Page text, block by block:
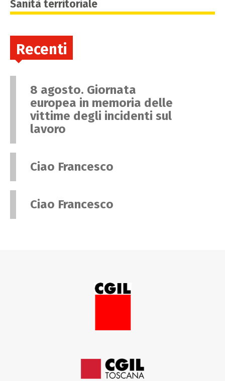
Sanità territoriale
Recenti
8 agosto. Giornata
europea in memoria delle
vittime degli incidenti sul
lavoro
Ciao Francesco
Ciao Francesco